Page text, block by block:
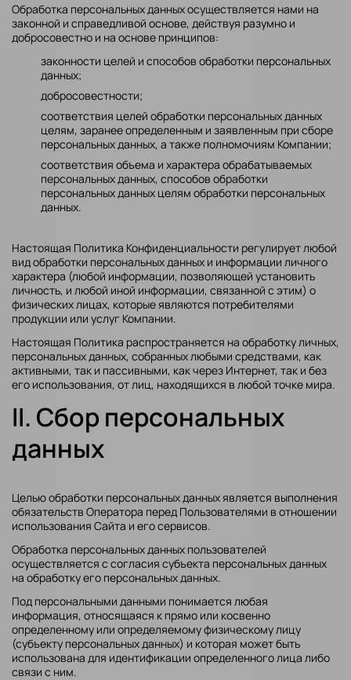
Обработка персональных данных осуществляется нами на
законной и справедливой основе, действуя разумно и
добросовестно и на основе принципов:
законности целей и способов обработки персональных
данных;
добросовестности;
соответствия целей обработки персональных данных
целям, заранее определенным и заявленным при сборе
персональных данных, а также полномочиям Компании;
соответствия объема и характера обрабатываемых
персональных данных, способов обработки
персональных данных целям обработки персональных
данных.
Настоящая Политика Конфиденциальности регулирует любой
вид обработки персональных данных и информации личного
характера (любой информации, позволяющей установить
личность, и любой иной информации, связанной с этим) о
физических лицах, которые являются потребителями
продукции или услуг Компании.
Настоящая Политика распространяется на обработку личных,
персональных данных, собранных любыми средствами, как
активными, так и пассивными, как через Интернет, так и без
его использования, от лиц, находящихся в любой точке мира.
II. Сбор персональных
данных
Целью обработки персональных данных является выполнения
обязательств Оператора перед Пользователями в отношении
использования Сайта и его сервисов.
Обработка персональных данных пользователей
осуществляется с согласия субъекта персональных данных
на обработку его персональных данных.
Под персональными данными понимается любая
информация, относящаяся к прямо или косвенно
определенному или определяемому физическому лицу
(субъекту персональных данных) и которая может быть
использована для идентификации определенного лица либо
связи с ним.